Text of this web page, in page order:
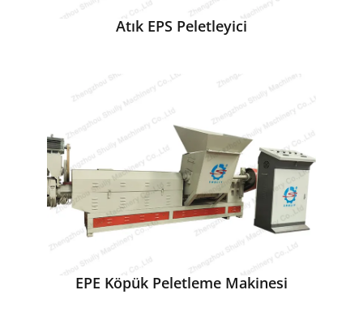
Atık EPS Peletleyici
EPE Köpük Peletleme Makinesi